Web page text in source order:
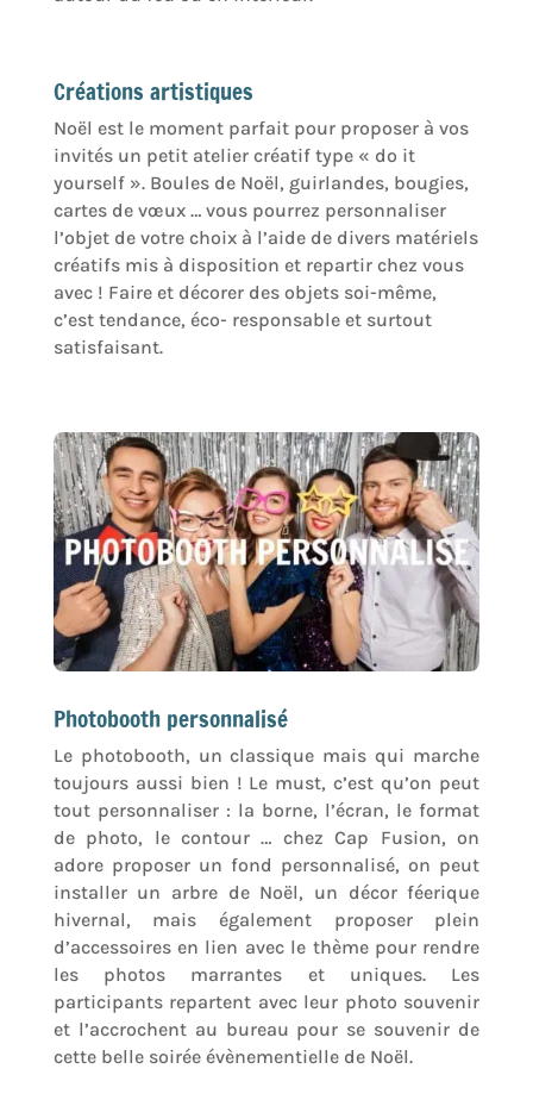
Créations artistiques
Noël est le moment parfait pour proposer à vos
invités un petit atelier créatif type « do it
yourself ». Boules de Noël, guirlandes, bougies,
cartes de vœux … vous pourrez personnaliser
l’objet de votre choix à l’aide de divers matériels
créatifs mis à disposition et repartir chez vous
avec ! Faire et décorer des objets soi-même,
c’est tendance, éco- responsable et surtout
satisfaisant.
Photobooth personnalisé
Le photobooth, un classique mais qui marche
toujours aussi bien ! Le must, c’est qu’on peut
tout personnaliser : la borne, l’écran, le format
de photo, le contour … chez Cap Fusion, on
adore proposer un fond personnalisé, on peut
installer un arbre de Noël, un décor féerique
hivernal, mais également proposer plein
d’accessoires en lien avec le thème pour rendre
les photos marrantes et uniques. Les
participants repartent avec leur photo souvenir
et l’accrochent au bureau pour se souvenir de
cette belle soirée évènementielle de Noël.